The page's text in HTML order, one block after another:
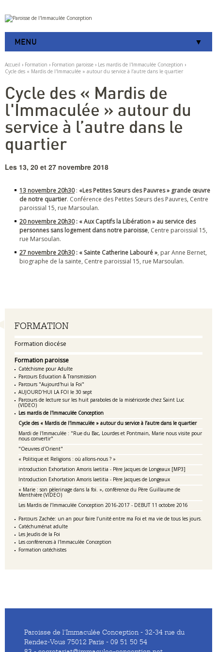
Aller
au
contenu.
à
navigation
Outils
personnels
MENU
Accueil › Formation › Formation paroisse › Les mardis de l'Immaculée Conception ›
Cycle des « Mardis de l'Immaculée » autour du service à l’autre dans le quartier
Navigation
FORMATION
Formation diocése
Formation paroisse
Catéchisme pour Adulte
Parcours Education & Transmission
Parcours "Aujourd'hui la Foi"
AUJOURD'HUI LA FOI le 30 sept
Parcours de lecture sur les huit paraboles de la miséricorde chez Saint Luc
(VIDEO)
Les mardis de l'Immaculée Conception
Cycle des « Mardis de l'Immaculée » autour du service à l’autre dans le quartier
Mardi de l'Immaculée : "Rue du Bac, Lourdes et Pontmain, Marie nous visite pour
nous convertir"
"Oeuvres d'Orient"
« Politique et Religions : où allons-nous ? »
introduction Exhortation Amoris laetitia - Père Jacques de Longeaux [MP3]
Introduction Exhortation Amoris laetitia - Père Jacques de Longeaux
« Marie : son pèlerinage dans la foi. », conférence du Père Guillaume de
Menthière (VIDEO)
Les Mardis de l’Immaculée Conception 2016-2017 - DEBUT 11 octobre 2016
Parcours Zachée: un an pour faire l’unité entre ma Foi et ma vie de tous les jours.
Catéchuménat adulte
Les Jeudis de la Foi
Les conférences à l'Immaculée Conception
Formation catéchistes
Cycle des « Mardis de
l'Immaculée » autour du
service à l’autre dans le
quartier
Les 13, 20 et 27 novembre 2018
13 novembre 20h30: «Les Petites Sœurs des Pauvres » grande œuvre
de notre quartier. Conférence des Petites Sœurs des Pauvres, Centre
paroissial 15, rue Marsoulan.
20 novembre 20h30: « Aux Captifs la Libération » au service des
personnes sans logement dans notre paroisse, Centre paroissial 15,
rue Marsoulan.
27 novembre 20h30: « Sainte Catherine Labouré », par Anne Bernet,
biographe de la sainte, Centre paroissial 15, rue Marsoulan.
Paroisse de l'Immaculée Conception - 32-34 rue du
Rendez-Vous 75012 Paris - 09 51 50 54